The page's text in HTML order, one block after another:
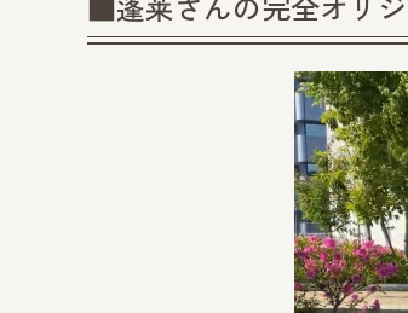
■蓬莱さんの完全オリジ